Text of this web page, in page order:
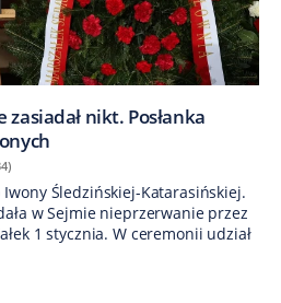
zasiadał nikt. Posłanka
Śledzińskiej-Katarasińskiej.
w Sejmie nieprzerwanie przez
1 stycznia. W ceremonii udział